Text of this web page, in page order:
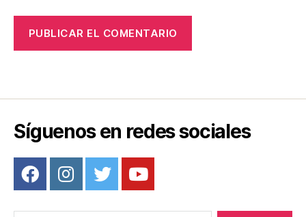
Síguenos en redes sociales